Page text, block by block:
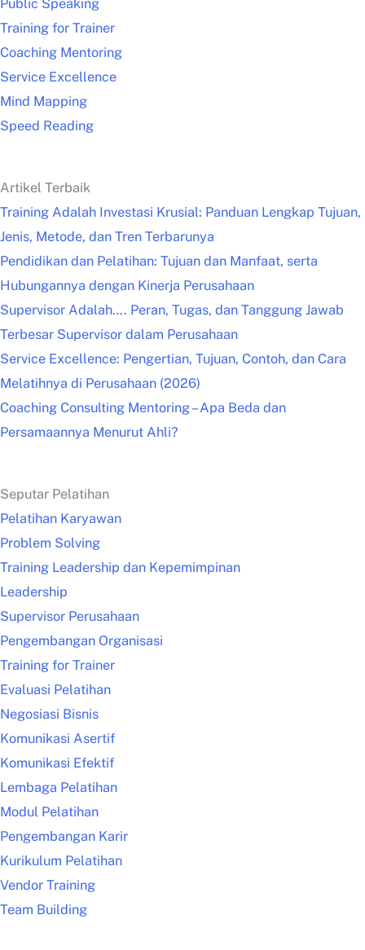
Public Speaking
Training for Trainer
Coaching Mentoring
Service Excellence
Mind Mapping
Speed Reading
Artikel Terbaik
Training Adalah Investasi Krusial: Panduan Lengkap Tujuan,
Jenis, Metode, dan Tren Terbarunya
Pendidikan dan Pelatihan: Tujuan dan Manfaat, serta
Hubungannya dengan Kinerja Perusahaan
Supervisor Adalah…. Peran, Tugas, dan Tanggung Jawab
Terbesar Supervisor dalam Perusahaan
Service Excellence: Pengertian, Tujuan, Contoh, dan Cara
Melatihnya di Perusahaan (2026)
Coaching Consulting Mentoring – Apa Beda dan
Persamaannya Menurut Ahli?
Seputar Pelatihan
Pelatihan Karyawan
Problem Solving
Training Leadership dan Kepemimpinan
Leadership
Supervisor Perusahaan
Pengembangan Organisasi
Training for Trainer
Evaluasi Pelatihan
Negosiasi Bisnis
Komunikasi Asertif
Komunikasi Efektif
Lembaga Pelatihan
Modul Pelatihan
Pengembangan Karir
Kurikulum Pelatihan
Vendor Training
Team Building